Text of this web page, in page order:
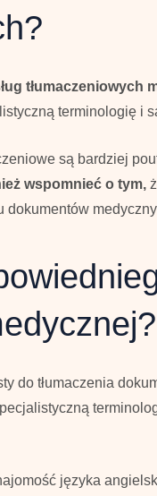
tłumaczeniowych
terminologię i
są bardziej
wspomnieć o tym,
dokumentów
do tłumaczenia
języka